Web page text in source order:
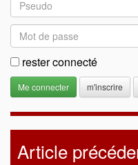
rester connecté
m'inscrire
Article